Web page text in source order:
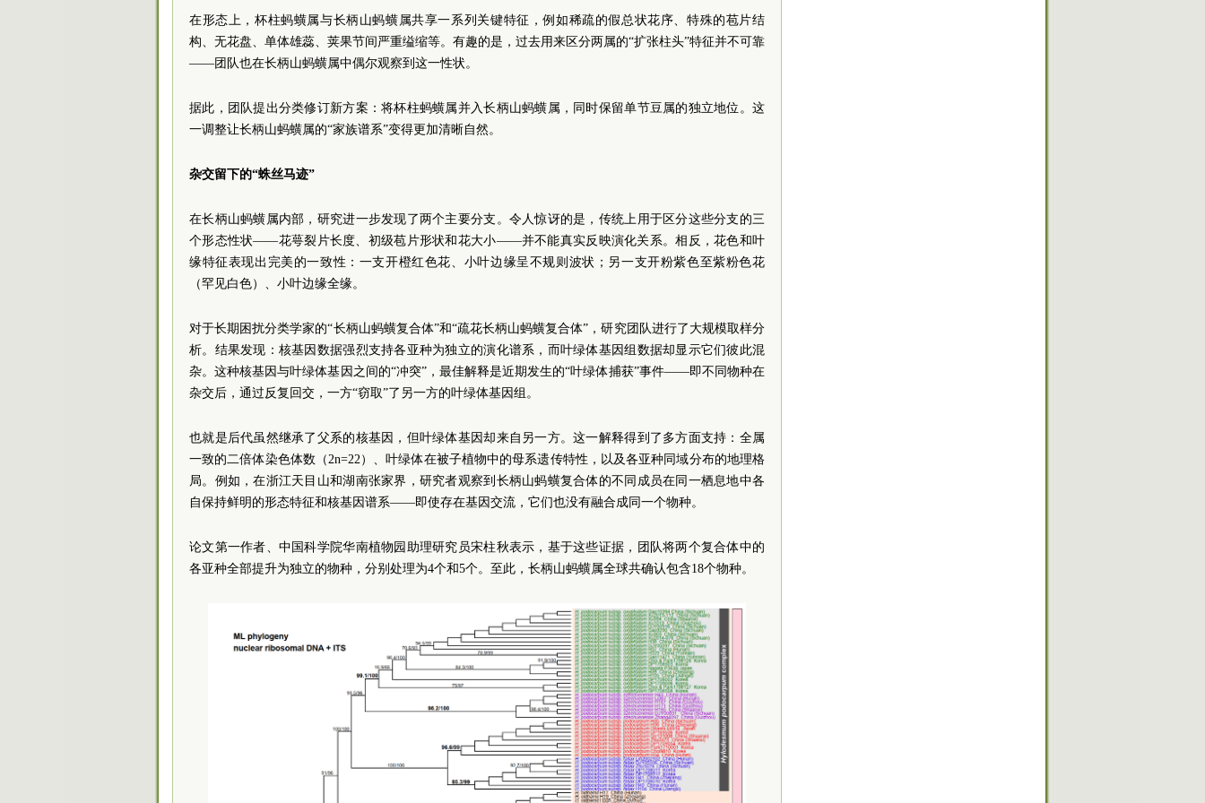
在形态上，杯柱蚂蟥属与长柄山蚂蟥属共享一系列关键特征，例如稀疏的假总状花序、特殊的苞片结
构、无花盘、单体雄蕊、荚果节间严重缢缩等。有趣的是，过去用来区分两属的“扩张柱头”特征并不可靠
——团队也在长柄山蚂蟥属中偶尔观察到这一性状。
据此，团队提出分类修订新方案：将杯柱蚂蟥属并入长柄山蚂蟥属，同时保留单节豆属的独立地位。这
一调整让长柄山蚂蟥属的“家族谱系”变得更加清晰自然。
杂交留下的“蛛丝马迹”
在长柄山蚂蟥属内部，研究进一步发现了两个主要分支。令人惊讶的是，传统上用于区分这些分支的三
个形态性状——花萼裂片长度、初级苞片形状和花大小——并不能真实反映演化关系。相反，花色和叶
缘特征表现出完美的一致性：一支开橙红色花、小叶边缘呈不规则波状；另一支开粉紫色至紫粉色花
（罕见白色）、小叶边缘全缘。
对于长期困扰分类学家的“长柄山蚂蟥复合体”和“疏花长柄山蚂蟥复合体”，研究团队进行了大规模取样分
析。结果发现：核基因数据强烈支持各亚种为独立的演化谱系，而叶绿体基因组数据却显示它们彼此混
杂。这种核基因与叶绿体基因之间的“冲突”，最佳解释是近期发生的“叶绿体捕获”事件——即不同物种在
杂交后，通过反复回交，一方“窃取”了另一方的叶绿体基因组。
也就是后代虽然继承了父系的核基因，但叶绿体基因却来自另一方。这一解释得到了多方面支持：全属
一致的二倍体染色体数（2n=22）、叶绿体在被子植物中的母系遗传特性，以及各亚种同域分布的地理格
局。例如，在浙江天目山和湖南张家界，研究者观察到长柄山蚂蟥复合体的不同成员在同一栖息地中各
自保持鲜明的形态特征和核基因谱系——即使存在基因交流，它们也没有融合成同一个物种。
论文第一作者、中国科学院华南植物园助理研究员宋柱秋表示，基于这些证据，团队将两个复合体中的
各亚种全部提升为独立的物种，分别处理为4个和5个。至此，长柄山蚂蟥属全球共确认包含18个物种。